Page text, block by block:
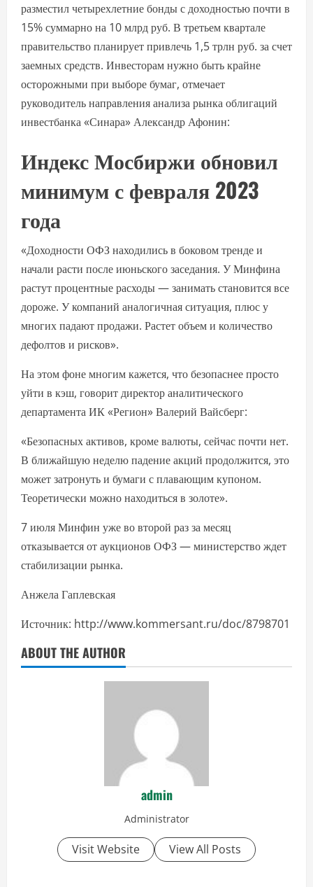
разместил четырехлетние бонды с доходностью почти в
15% суммарно на 10 млрд руб. В третьем квартале
правительство планирует привлечь 1,5 трлн руб. за счет
заемных средств. Инвесторам нужно быть крайне
осторожными при выборе бумаг, отмечает
руководитель направления анализа рынка облигаций
инвестбанка «Синара» Александр Афонин:
Индекс Мосбиржи обновил
минимум с февраля 2023
года
«Доходности ОФЗ находились в боковом тренде и
начали расти после июньского заседания. У Минфина
растут процентные расходы — занимать становится все
дороже. У компаний аналогичная ситуация, плюс у
многих падают продажи. Растет объем и количество
дефолтов и рисков».
На этом фоне многим кажется, что безопаснее просто
уйти в кэш, говорит директор аналитического
департамента ИК «Регион» Валерий Вайсберг:
«Безопасных активов, кроме валюты, сейчас почти нет.
В ближайшую неделю падение акций продолжится, это
может затронуть и бумаги с плавающим купоном.
Теоретически можно находиться в золоте».
7 июля Минфин уже во второй раз за месяц
отказывается от аукционов ОФЗ — министерство ждет
стабилизации рынка.
Анжела Гаплевская
Источник: http://www.kommersant.ru/doc/8798701
ABOUT THE AUTHOR
admin
Administrator
Visit Website View All Posts